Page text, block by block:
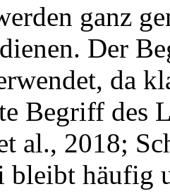
ganz
Der
da
Begriff des
al., 2018;
bleibt häufig